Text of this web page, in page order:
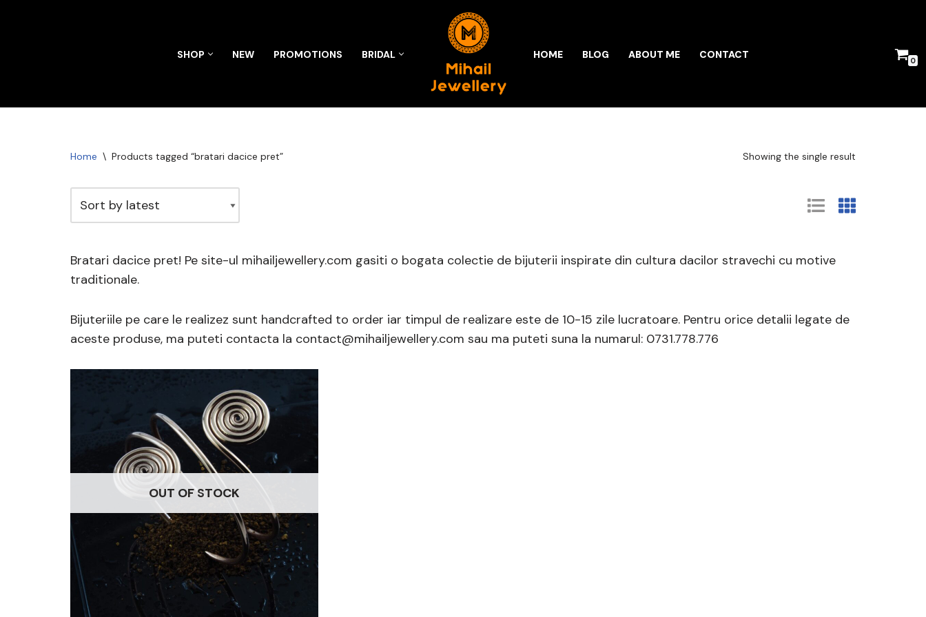
SHOP NEW PROMOTIONS BRIDAL HOME BLOG ABOUT ME CONTACT 0
Home \ Products tagged “bratari dacice pret” Showing the single result
Bratari dacice pret! Pe site-ul mihailjewellery.com gasiti o bogata colectie de bijuterii inspirate din cultura dacilor stravechi cu motive
traditionale.
Bijuteriile pe care le realizez sunt handcrafted to order iar timpul de realizare este de 10-15 zile lucratoare. Pentru orice detalii legate de
aceste produse, ma puteti contacta la contact@mihailjewellery.com sau ma puteti suna la numarul: 0731.778.776
OUT OF STOCK